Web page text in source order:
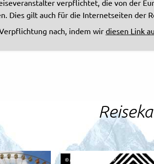
verpflichtet, die von der
Dies gilt auch für die Internetseiten der
nach, indem wir diesen Link
© Kunstverein Aalen e.V.